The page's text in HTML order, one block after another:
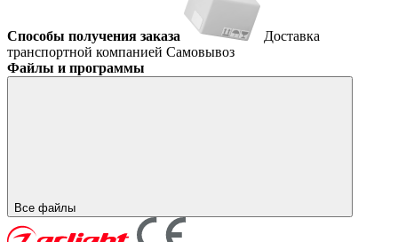
Способы получения заказа
Доставка
транспортной компанией Самовывоз
Файлы и программы
Все файлы